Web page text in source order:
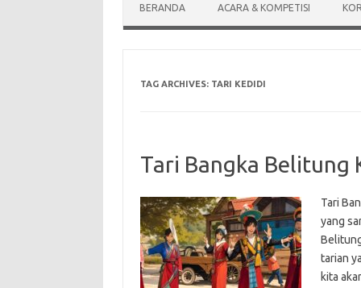
BERANDA ACARA & KOMPETISI
TAG ARCHIVES: TARI KEDIDI
Tari Bangka Belitung
Tari
yang
tarian
kita